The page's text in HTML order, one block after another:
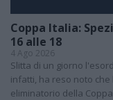
Coppa Italia:
16 alle 18
4 Ago 2026
Slitta di un giorno
infatti, ha reso noto
eliminatorio della